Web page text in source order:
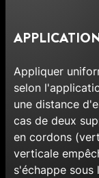
Appliquer
selon
une distance
cas de deux
en cordons
verticale
s'échappe